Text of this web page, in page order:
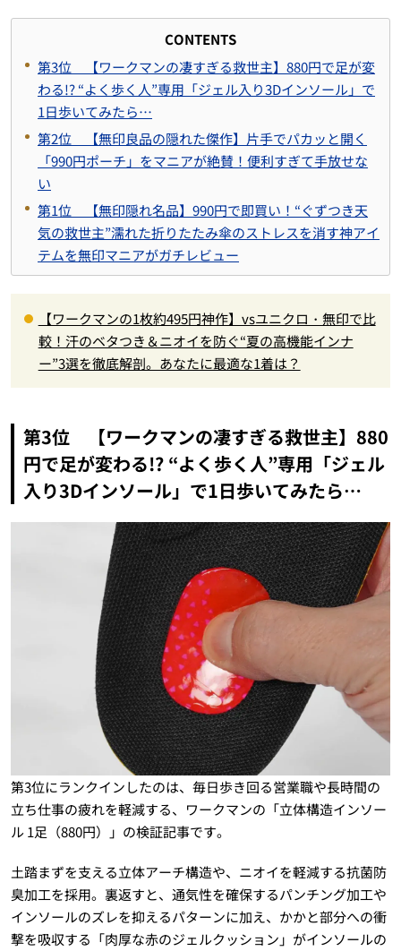
CONTENTS
第3位 【ワークマンの凄すぎる救世主】880円で足が変
わる!? “よく歩く人”専用「ジェル入り3Dインソール」で
1日歩いてみたら…
第2位 【無印良品の隠れた傑作】片手でパカッと開く
「990円ポーチ」をマニアが絶賛！便利すぎて手放せな
い
第1位 【無印隠れ名品】990円で即買い！“ぐずつき天
気の救世主”濡れた折りたたみ傘のストレスを消す神アイ
テムを無印マニアがガチレビュー
【ワークマンの1枚約495円神作】vsユニクロ・無印で比
較！汗のベタつき＆ニオイを防ぐ“夏の高機能インナ
ー”3選を徹底解剖。あなたに最適な1着は？
第3位 【ワークマンの凄すぎる救世主】880
円で足が変わる!? “よく歩く人”専用「ジェル
入り3Dインソール」で1日歩いてみたら…
第3位にランクインしたのは、毎日歩き回る営業職や長時間の
立ち仕事の疲れを軽減する、ワークマンの「立体構造インソー
ル 1足（880円）」の検証記事です。
土踏まずを支える立体アーチ構造や、ニオイを軽減する抗菌防
臭加工を採用。裏返すと、通気性を確保するパンチング加工や
インソールのズレを抑えるパターンに加え、かかと部分への衝
撃を吸収する「肉厚な赤のジェルクッション」がインソールの